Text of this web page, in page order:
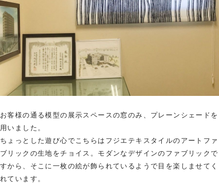
お客様の通る模型の展示スペースの窓のみ、プレーンシェードを
用いました。
ちょっとした遊び心でこちらはフジエテキスタイルのアートファ
ブリックの生地をチョイス。モダンなデザインのファブリックで
すから、そこに一枚の絵が飾られているようで目を楽しませてく
れています。